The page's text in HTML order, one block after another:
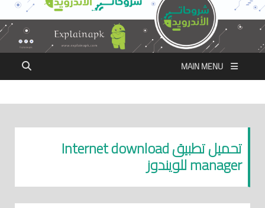
MAIN MENU
تحميل تطبيق Internet download
manager للويندوز